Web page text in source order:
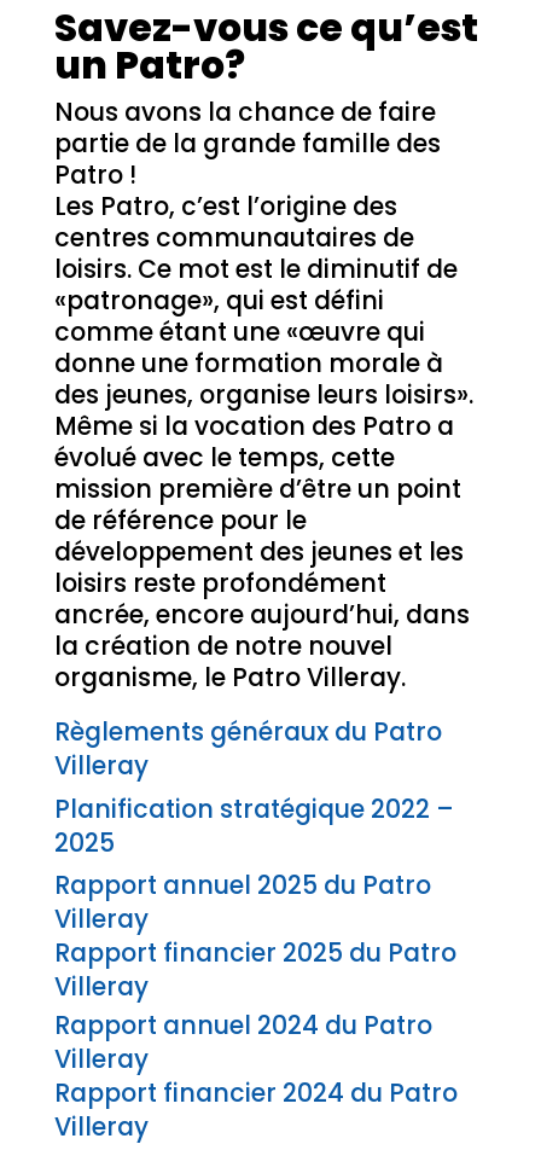
Savez-vous ce qu’est
un Patro?
Nous avons la chance de faire
partie de la grande famille des
Patro !
Les Patro, c’est l’origine des
centres communautaires de
loisirs. Ce mot est le diminutif de
«patronage», qui est défini
comme étant une «œuvre qui
donne une formation morale à
des jeunes, organise leurs loisirs».
Même si la vocation des Patro a
évolué avec le temps, cette
mission première d’être un point
de référence pour le
développement des jeunes et les
loisirs reste profondément
ancrée, encore aujourd’hui, dans
la création de notre nouvel
organisme, le Patro Villeray.
Règlements généraux du Patro
Villeray
Planification stratégique 2022 –
2025
Rapport annuel 2025 du Patro
Villeray
Rapport financier 2025 du Patro
Villeray
Rapport annuel 2024 du Patro
Villeray
Rapport financier 2024 du Patro
Villeray